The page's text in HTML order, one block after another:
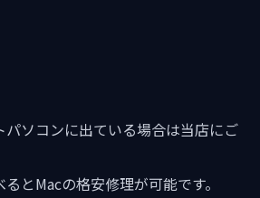
パソコンに出ている場合は当店にご
とMacの格安修理が可能です。